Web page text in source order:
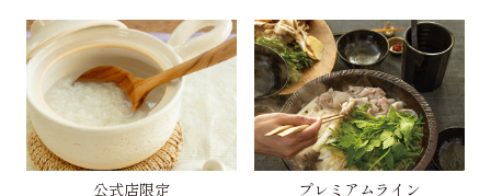
公式店限定 プレミアムライン